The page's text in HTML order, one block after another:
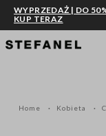
PRZEJDŹ DO GŁÓWNEJ
WYPRZEDAŻ | DO
KUP TERAZ
Home Kobieta